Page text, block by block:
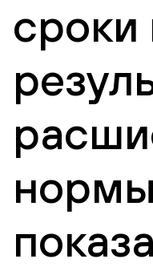
сроки